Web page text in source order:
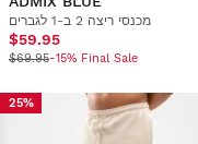
מכנסי ריצה 2 ב-1 לגברים
$59.95
$69.95-15% Final Sale
25%